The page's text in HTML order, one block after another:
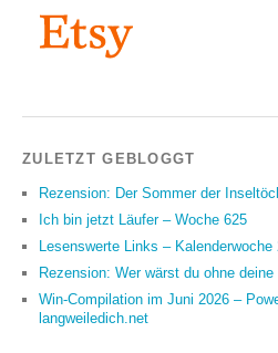
ZULETZT GEBLOGGT
Rezension: Der Sommer der
Ich bin jetzt Läufer – Woche 625
Lesenswerte Links – Kalenderwoche
Rezension: Wer wärst du ohne
Win-Compilation im Juni 2026 –
langweiledich.net